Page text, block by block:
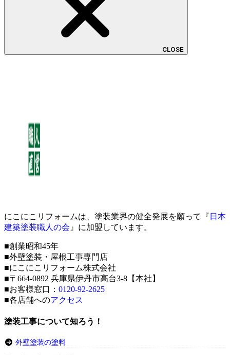
CLOSE
にこにこリフォームは、塗装業界の健全発展を願って『 日本
建築塗装職人の会 』に加盟しています。
■創業昭和45年
■外壁塗装・屋根工事専門店
■にこにこリフォーム株式会社
■〒664-0892 兵庫県伊丹市高台3-8【本社】
■お客様窓口： 0120-92-2625
■各店舗へのアクセス
塗装工事について知ろう！
外壁塗装の塗料